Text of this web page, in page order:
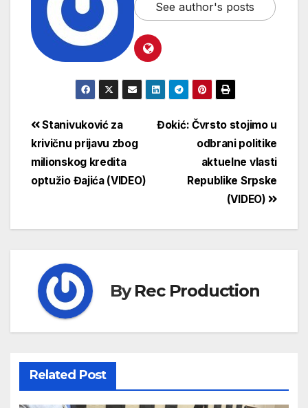
See author's posts
Đokić: Čvrsto stojimo u
odbrani politike
aktuelne vlasti
Republike Srpske
(VIDEO)
Stanivuković za
krivičnu prijavu zbog
milionskog kredita
optužio Đajića (VIDEO)
ByRec Production
Related Post